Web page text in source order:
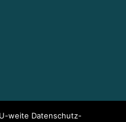
weite Datenschutz-